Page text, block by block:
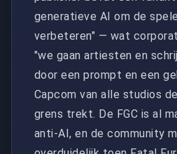
generatieve AI om de
verbeteren" — wat
"we gaan artiesten en
door een prompt en een
Capcom van alle studios
grens trekt. De FGC is al
anti-AI, en de community